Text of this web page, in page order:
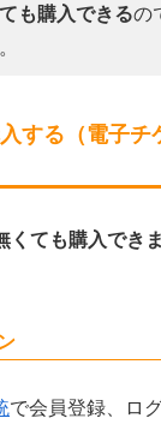
も購入できるの
する（電子チ
ても購入できま
で会員登録、ロ